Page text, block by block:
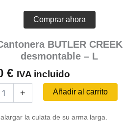
Comprar ahora
BUTLER CREEK
desmontable – L
€ IVA incluido
+ Añadir al carrito
la culata de su arma larga.